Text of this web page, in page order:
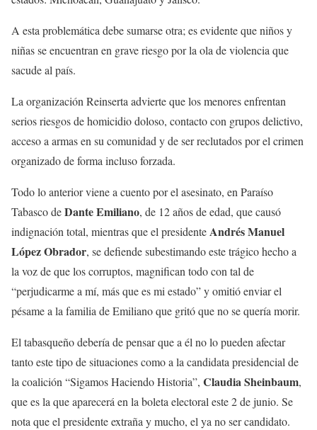
A esta problemática debe sumarse otra; es evidente que niños y
niñas se encuentran en grave riesgo por la ola de violencia que
sacude al país.
La organización Reinserta advierte que los menores enfrentan
serios riesgos de homicidio doloso, contacto con grupos delictivo,
acceso a armas en su comunidad y de ser reclutados por el crimen
organizado de forma incluso forzada.
Todo lo anterior viene a cuento por el asesinato, en Paraíso
Tabasco deDante Emiliano, de 12 años de edad, que causó
indignación total, mientras que el presidenteAndrés Manuel
López Obrador, se defiende subestimando este trágico hecho a
la voz de que los corruptos, magnifican todo con tal de
“perjudicarme a mí, más que es mi estado” y omitió enviar el
pésame a la familia de Emiliano que gritó que no se quería morir.
El tabasqueño debería de pensar que a él no lo pueden afectar
tanto este tipo de situaciones como a la candidata presidencial de
la coalición “Sigamos Haciendo Historia”, Claudia Sheinbaum,
que es la que aparecerá en la boleta electoral este 2 de junio. Se
nota que el presidente extraña y mucho, el ya no ser candidato.